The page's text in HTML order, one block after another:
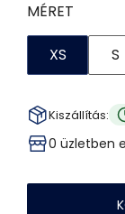
MÉRET
XS S
Kiszállítás:
0 üzletben